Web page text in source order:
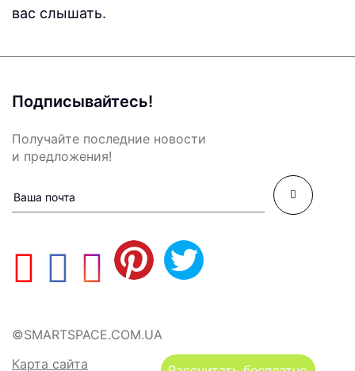
вас слышать.
Подписывайтесь!
Получайте последние новости
и предложения!
©SMARTSPACE.COM.UA
Карта сайта